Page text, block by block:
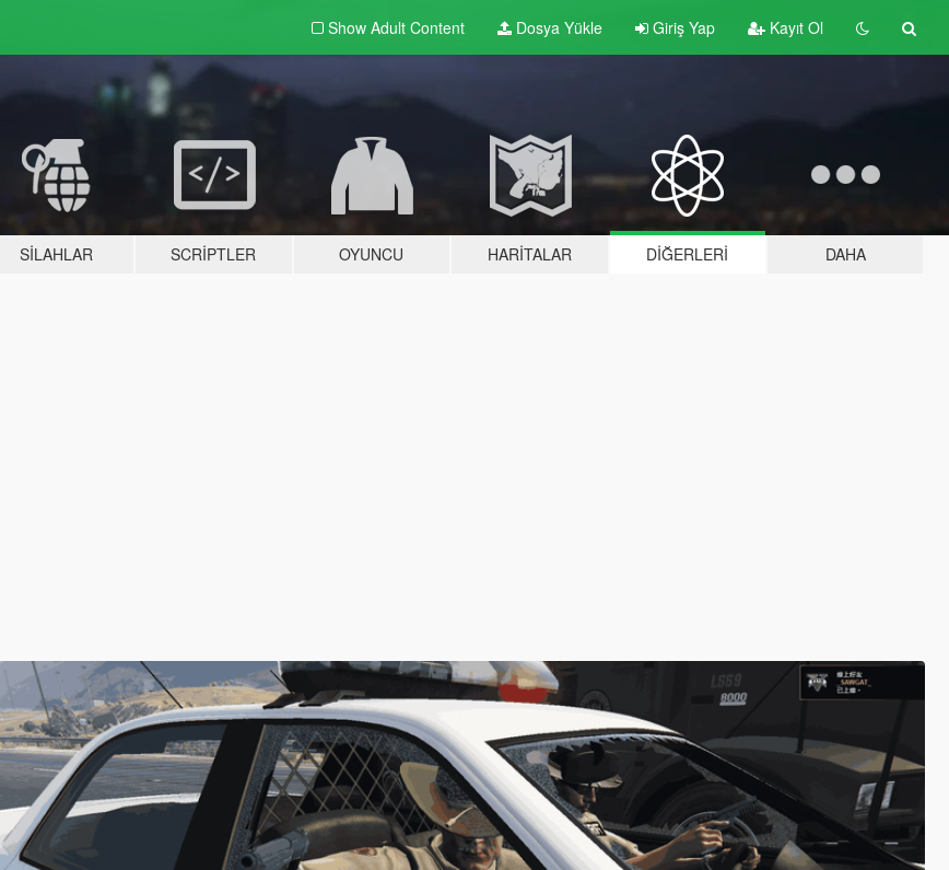
Show Adult Content Dosya Yükle Giriş Yap Kayıt Ol
SILAHLAR SCRIPTLER OYUNCU HARITALAR DIĞERLERI DAHA